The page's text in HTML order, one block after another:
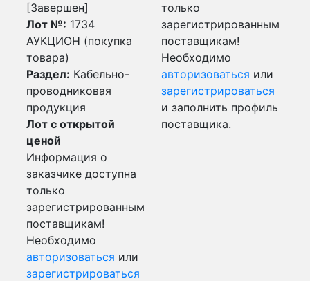
[Завершен]
Лот №: 1734
АУКЦИОН (покупка
товара)
Раздел: Кабельно-
проводниковая
продукция
Лот с открытой
ценой
Информация о
заказчике доступна
только
зарегистрированным
поставщикам!
Необходимо
авторизоваться или
зарегистрироваться
только
зарегистрированным
поставщикам!
Необходимо
авторизоваться или
зарегистрироваться
и заполнить профиль
поставщика.